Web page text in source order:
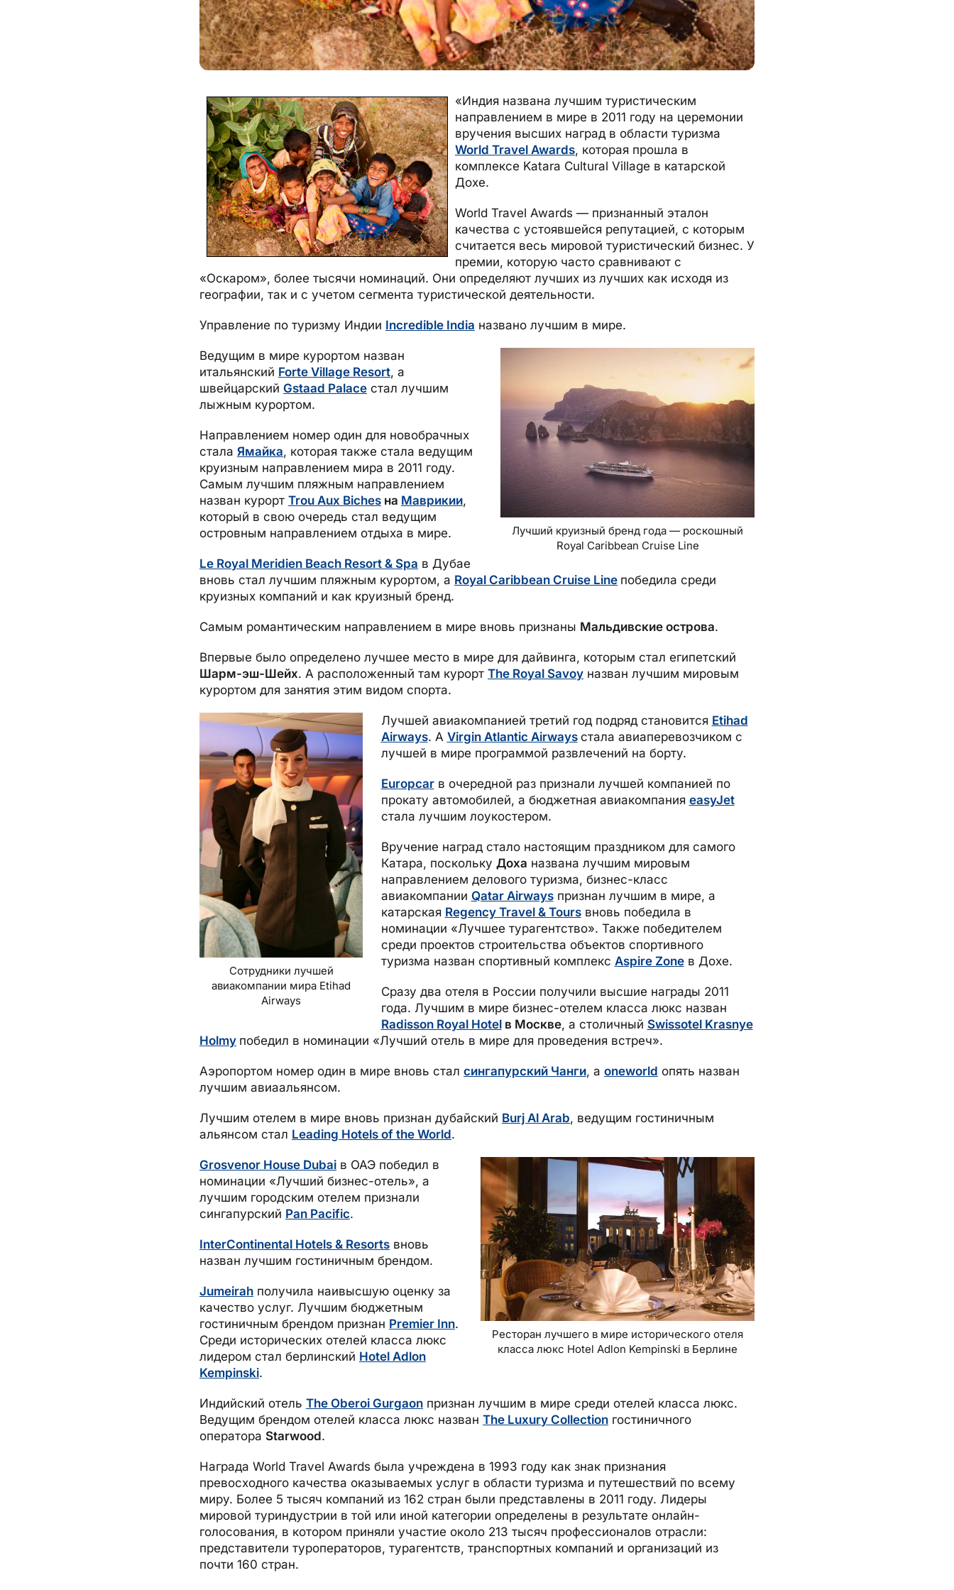
«Индия названа лучшим туристическим
направлением в мире в 2011 году на церемонии
вручения высших наград в области туризма
World Travel Awards, которая прошла в
комплексе Katara Cultural Village в катарской
Дохе.
World Travel Awards — признанный эталон
качества с устоявшейся репутацией, с которым
считается весь мировой туристический бизнес. У
премии, которую часто сравнивают с
«Оскаром», более тысячи номинаций. Они определяют лучших из лучших как исходя из
географии, так и с учетом сегмента туристической деятельности.
Управление по туризму Индии Incredible India названо лучшим в мире.
Лучший круизный бренд года — роскошный
Royal Caribbean Cruise Line
Ведущим в мире курортом назван
итальянский Forte Village Resort, а
швейцарский Gstaad Palace стал лучшим
лыжным курортом.
Направлением номер один для новобрачных
стала Ямайка, которая также стала ведущим
круизным направлением мира в 2011 году.
Самым лучшим пляжным направлением
назван курорт Trou Aux Biches на Маврикии,
который в свою очередь стал ведущим
островным направлением отдыха в мире.
Le Royal Meridien Beach Resort & Spa в Дубае
вновь стал лучшим пляжным курортом, а Royal Caribbean Cruise Line победила среди
круизных компаний и как круизный бренд.
Самым романтическим направлением в мире вновь признаны Мальдивские острова.
Впервые было определено лучшее место в мире для дайвинга, которым стал египетский
Шарм-эш-Шейх. А расположенный там курорт The Royal Savoy назван лучшим мировым
курортом для занятия этим видом спорта.
Сотрудники лучшей
авиакомпании мира Etihad
Airways
Лучшей авиакомпанией третий год подряд становится Etihad
Airways. А Virgin Atlantic Airways стала авиаперевозчиком с
лучшей в мире программой развлечений на борту.
Europcarв очередной раз признали лучшей компанией по
прокату автомобилей, а бюджетная авиакомпания easyJet
стала лучшим лоукостером.
Вручение наград стало настоящим праздником для самого
Катара, поскольку Доха названа лучшим мировым
направлением делового туризма, бизнес-класс
авиакомпании Qatar Airwaysпризнан лучшим в мире, а
катарская Regency Travel & Toursвновь победила в
номинации «Лучшее турагентство». Также победителем
среди проектов строительства объектов спортивного
туризма назван спортивный комплекс Aspire Zoneв Дохе.
Сразу два отеля в России получили высшие награды 2011
года. Лучшим в мире бизнес-отелем класса люкс назван
Radisson Royal Hotelв Москве, а столичный Swissotel Krasnye
Holmy победил в номинации «Лучший отель в мире для проведения встреч».
Аэропортом номер один в мире вновь стал сингапурский Чанги, а oneworld опять назван
лучшим авиаальянсом.
Лучшим отелем в мире вновь признан дубайский Burj Al Arab, ведущим гостиничным
альянсом стал Leading Hotels of the World.
Ресторан лучшего в мире исторического отеля
класса люкс Hotel Adlon Kempinski в Берлине
Grosvenor House Dubai в ОАЭ победил в
номинации «Лучший бизнес-отель», а
лучшим городским отелем признали
сингапурский Pan Pacific.
InterContinental Hotels & Resorts вновь
назван лучшим гостиничным брендом.
Jumeirah получила наивысшую оценку за
качество услуг. Лучшим бюджетным
гостиничным брендом признан Premier Inn.
Среди исторических отелей класса люкс
лидером стал берлинский Hotel Adlon
Kempinski.
Индийский отель The Oberoi Gurgaon признан лучшим в мире среди отелей класса люкс.
Ведущим брендом отелей класса люкс назван The Luxury Collection гостиничного
оператора Starwood.
Награда World Travel Awards была учреждена в 1993 году как знак признания
превосходного качества оказываемых услуг в области туризма и путешествий по всему
миру. Более 5 тысяч компаний из 162 стран были представлены в 2011 году. Лидеры
мировой туриндустрии в той или иной категории определены в результате онлайн-
голосования, в котором приняли участие около 213 тысяч профессионалов отрасли:
представители туроператоров, турагентств, транспортных компаний и организаций из
почти 160 стран.